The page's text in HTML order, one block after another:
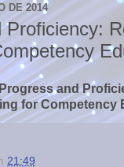
DE 2014
Proficiency:
and
for Competency
21:49